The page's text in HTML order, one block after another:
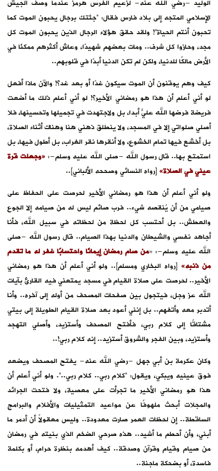
الوليد -رضي الله عنه- لزعيم الفرس هرمز عندما وصف الجيش
الإسلامي المتجه إلى بلاد فارس فقال: “جئتك برجال يحبون الموت كما
تحبون أنتم الحياة”! ولقد حقق هؤلاء الرجال الذين يحبون الموت كل
مجد، وحازوا كل شرف.. ومات بعضهم شهيدًا، وعاش أكثرهم ممكنًا في
الأرض مالكًا للدنيا، ولكن لم تكن الدنيا أبدًا في قلوبهم..
كيف وهم يوقنون أن الموت سيكون غدًا أو بعد غد؟! والآن ماذا أفعل
لو أني أعلم أن هذا هو رمضاني الأخير؟! لو أني أعلم ذلك ما أضعت
فريضة فرضها الله عليّ أبدًا، بل ولاجتهدت في تجميلها وتحسينها، فلا
أصلي صلواتي إلا في المسجد، ولا ينطلق ذهني هنا وهناك أثناء الصلاة،
بل أخشع فيها تمام الخشوع، ولا أنقرها نقر الغراب، بل أطول فيها، بل
استمتع بها.. قال رسول الله -صلى الله عليه وسلم-:«وجعلت قرة
عيني في الصلاة» [رواه النسائي وصححه الألباني]..
ولو أني أعلم أن هذا هو رمضاني الأخير لحرصت على الحفاظ على
صيامي من أن يُنقصه شيء.. فرب صائم ليس له من صيامه إلا الجوع
والعطش.. بل أحتسب كل لحظة من لحظاته في سبيل الله، فأنا
أجاهد نفسي والشيطان والدنيا بهذا الصيام.. قال رسول الله -صلى
الله عليه وسلم-: «من صام رمضان إيمانًا واحتسابًا غفر له ما تقدم
من ذنبه» [رواه البخاري ومسلم].. ولو أني أعلم أن هذا هو رمضاني
الأخير.. لحرصت على صلاة القيام في مسجد يمتعني فيه القارئ بآيات
الله عز وجل، فيتجول بين صفحات المصحف من أوله إلى آخره.. وأنا
أتدبر معه وأتفهم.. بل إنني أعود بعد صلاة القيام الطويلة إلى بيتي
مشتاقًا إلى كلام ربي، فأفتح المصحف وأستزيد، وأصلي التهجد
وأستزيد، وبين الفجر والشروق أستزيد.. إنه كلام ربي!..
وكان عكرمة بن أبي جهل -رضي الله عنه- يفتح المصحف ويضعه
فوق عينيه ويبكي، ويقول: “كلام ربي.. كلام ربي..”. ولو أني أعلم أن
هذا هو رمضاني الأخير ما تجرأت على معصية، ولا فتحت الجرائد
والمجلات أبحث ملهوفًا عن مواعيد التمثيليات والأفلام والبرامج
الساقطة.. إن لحظات العمر صارت معدودة.. وليس معقولاً أن أدمر ما
أبني، وأن أحطم ما أشيد.. هذه صرحي الضخم الذي بنيته في رمضان
من صيام وقيام وقرآن وصدقة.. كيف أهدمه بنظرة حرام، أو بكلمة
فاسدة، أو بضحكة ماجنة..